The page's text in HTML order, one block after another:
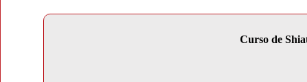
Curso de